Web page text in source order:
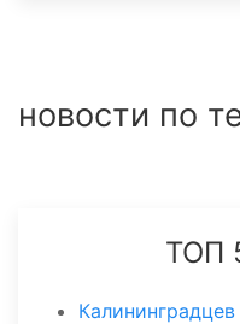
новости по
ТОП